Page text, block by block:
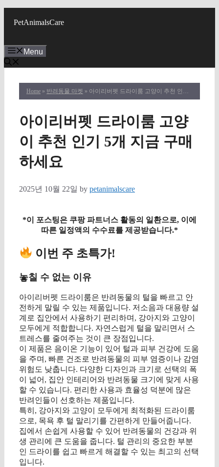
PetAnimalsCare
Menu
Home » 반려동물 마켓 » 아이리버펫 드라이룸 고양이 추천 인기 5개 지금 구매하세요
아이리버펫 드라이룸 고양
이 추천 인기 5개 지금 구매
하세요
2025년 10월 22일 by petanimalscare
*이 포스팅은 쿠팡 파트너스 활동의 일환으로, 이에
따른 일정액의 수수료를 제공받습니다.*
이번 주 초특가!
놓칠 수 없는 이유
아이리버펫 드라이룸은 반려동물의 털을 빠르고 안
전하게 말릴 수 있는 제품입니다. 저소음과 대용량 설
계로 집안에서 사용하기 편리하며, 강아지와 고양이
모두에게 적합합니다. 자연스럽게 털을 말리면서 스
트레스를 줄여주는 것이 큰 장점입니다.
이 제품은 음이온 기능이 있어 털과 피부 건강에 도움
을 주며, 빠른 건조로 반려동물의 피부 염증이나 감염
위험도 낮춥니다. 다양한 디자인과 크기로 선택의 폭
이 넓어, 집안 인테리어와 반려동물 크기에 맞게 사용
할 수 있습니다. 편리한 사용과 효율성 덕분에 많은
반려인들이 선호하는 제품입니다.
특히, 강아지와 고양이 모두에게 최적화된 드라이룸
으로, 목욕 후 털 말리기를 간편하게 만들어줍니다.
집에서 손쉽게 사용할 수 있어 반려동물의 건강과 위
생 관리에 큰 도움을 줍니다. 털 관리의 중요한 부분
인 드라이를 쉽고 빠르게 해결할 수 있는 최고의 선택
입니다.